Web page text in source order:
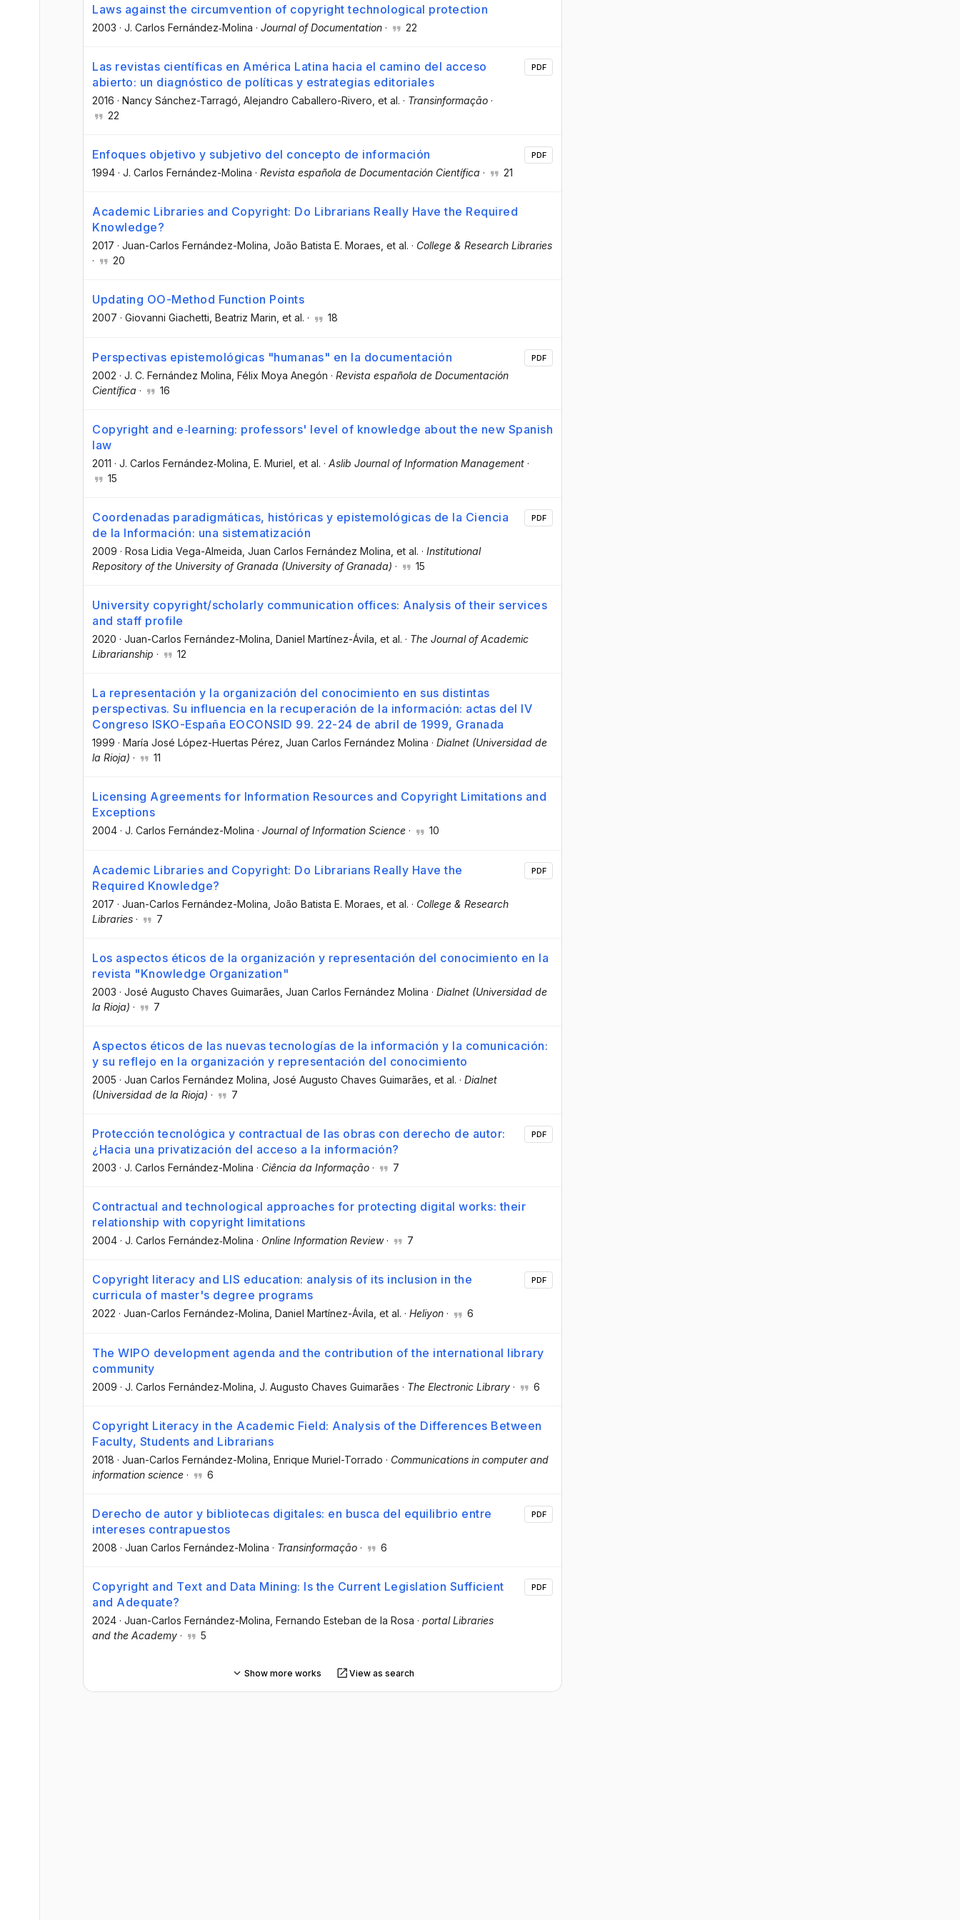
Laws against the circumvention of copyright technological protection
2003 · J. Carlos Fernández‐Molina · Journal of Documentation · 22
Las revistas científicas en América Latina hacia el camino del acceso
abierto: un diagnóstico de políticas y estrategias editoriales
2016 · Nancy Sánchez-Tarragó , Alejandro Caballero-Rivero , et al. · Transinformação ·
22
PDF
Enfoques objetivo y subjetivo del concepto de información
1994 · J. Carlos Fernández-Molina · Revista española de Documentación Científica · 21
PDF
Academic Libraries and Copyright: Do Librarians Really Have the Required
Knowledge?
2017 · Juan-Carlos Fernández-Molina , João Batista E. Moraes , et al. · College & Research Libraries
·
20
Updating OO-Method Function Points
2007 · Giovanni Giachetti , Beatriz Marin , et al. · 18
Perspectivas epistemológicas "humanas" en la documentación
2002 · J. C. Fernández Molina , Félix Moya Anegón · Revista española de Documentación
Científica · 16
PDF
Copyright and e‐learning: professors' level of knowledge about the new Spanish
law
2011 · J. Carlos Fernández‐Molina , E. Muriel , et al. · Aslib Journal of Information Management ·
15
Coordenadas paradigmáticas, históricas y epistemológicas de la Ciencia
de la Información: una sistematización
2009 · Rosa Lidia Vega-Almeida , Juan Carlos Fernández Molina , et al. · Institutional
Repository of the University of Granada (University of Granada) · 15
PDF
University copyright/scholarly communication offices: Analysis of their services
and staff profile
2020 · Juan-Carlos Fernández-Molina , Daniel Martínez-Ávila , et al. · The Journal of Academic
Librarianship · 12
La representación y la organización del conocimiento en sus distintas
perspectivas. Su influencia en la recuperación de la información: actas del IV
Congreso ISKO-España EOCONSID 99. 22-24 de abril de 1999, Granada
1999 · María José López-Huertas Pérez , Juan Carlos Fernández Molina · Dialnet (Universidad de
la Rioja) · 11
Licensing Agreements for Information Resources and Copyright Limitations and
Exceptions
2004 · J. Carlos Fernández-Molina · Journal of Information Science · 10
Academic Libraries and Copyright: Do Librarians Really Have the
Required Knowledge?
2017 · Juan-Carlos Fernández-Molina , João Batista E. Moraes , et al. · College & Research
Libraries · 7
PDF
Los aspectos éticos de la organización y representación del conocimiento en la
revista "Knowledge Organization"
2003 · José Augusto Chaves Guimarães , Juan Carlos Fernández Molina · Dialnet (Universidad de
la Rioja) · 7
Aspectos éticos de las nuevas tecnologías de la información y la comunicación:
y su reflejo en la organización y representación del conocimiento
2005 · Juan Carlos Fernández Molina , José Augusto Chaves Guimarães , et al. · Dialnet
(Universidad de la Rioja) · 7
Protección tecnológica y contractual de las obras con derecho de autor:
¿Hacia una privatización del acceso a la información?
2003 · J. Carlos Fernández-Molina · Ciência da Informação · 7
PDF
Contractual and technological approaches for protecting digital works: their
relationship with copyright limitations
2004 · J. Carlos Fernández‐Molina · Online Information Review· 7
Copyright literacy and LIS education: analysis of its inclusion in the
curricula of master's degree programs
2022 · Juan-Carlos Fernández-Molina, Daniel Martínez-Ávila, et al. · Heliyon · 6
PDF
The WIPO development agenda and the contribution of the international library
community
2009 · J. Carlos Fernández‐Molina , J. Augusto Chaves Guimarães · The Electronic Library · 6
Copyright Literacy in the Academic Field: Analysis of the Differences Between
Faculty, Students and Librarians
2018 · Juan-Carlos Fernández-Molina , Enrique Muriel-Torrado · Communications in computer and
information science · 6
Derecho de autor y bibliotecas digitales: en busca del equilibrio entre
intereses contrapuestos
2008 · Juan Carlos Fernández-Molina · Transinformação · 6
PDF
Copyright and Text and Data Mining: Is the Current Legislation Sufficient
and Adequate?
2024 · Juan-Carlos Fernández-Molina , Fernando Esteban de la Rosa · portal Libraries
and the Academy · 5
PDF
Show more works View as search